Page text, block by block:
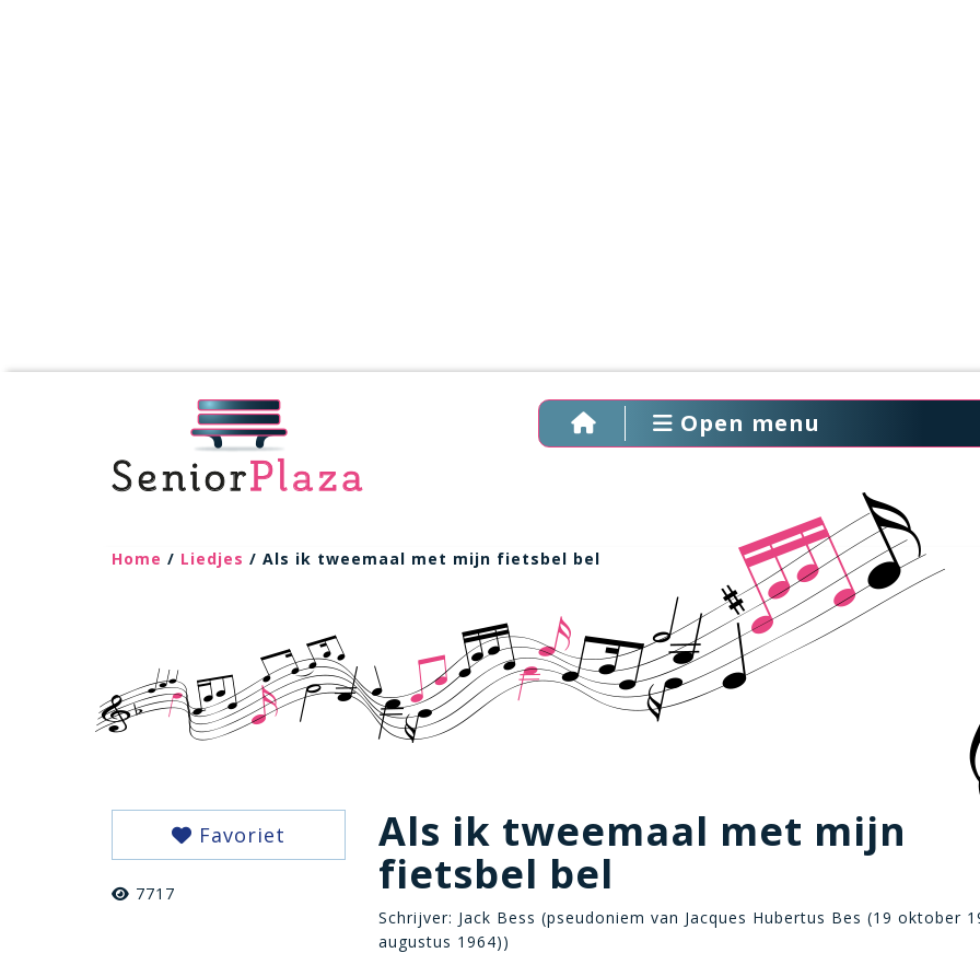
Open menu
Home / Liedjes / Als ik tweemaal met mijn fietsbel bel
Favoriet
7717
Als ik tweemaal met mijn
fietsbel bel
Schrijver: Jack Bess (pseudoniem van Jacques Hubertus Bes (19 oktober
augustus 1964))